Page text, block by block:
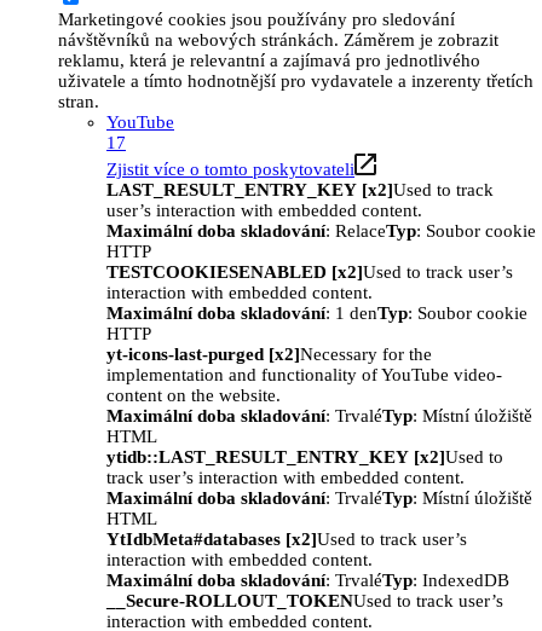
Marketingové cookies jsou používány pro sledování
návštěvníků na webových stránkách. Záměrem je zobrazit
reklamu, která je relevantní a zajímavá pro jednotlivého
uživatele a tímto hodnotnější pro vydavatele a inzerenty třetích
stran.
YouTube
17
Zjistit více o tomto poskytovateli
LAST_RESULT_ENTRY_KEY [x2]Used to track
user’s interaction with embedded content.
Maximální doba skladování: RelaceTyp: Soubor cookie
HTTP
TESTCOOKIESENABLED [x2]Used to track user’s
interaction with embedded content.
Maximální doba skladování: 1 denTyp: Soubor cookie
HTTP
yt-icons-last-purged [x2]Necessary for the
implementation and functionality of YouTube video-
content on the website.
Maximální doba skladování: TrvaléTyp: Místní úložiště
HTML
ytidb::LAST_RESULT_ENTRY_KEY [x2]Used to
track user’s interaction with embedded content.
Maximální doba skladování: TrvaléTyp: Místní úložiště
HTML
YtIdbMeta#databases [x2]Used to track user’s
interaction with embedded content.
Maximální doba skladování: TrvaléTyp: IndexedDB
__Secure-ROLLOUT_TOKENUsed to track user’s
interaction with embedded content.